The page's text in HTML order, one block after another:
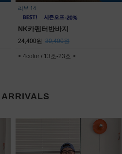
리뷰 14
NK카펜터반바지
24,400원 30,400원
< 4color / 13호-23호 >
ARRIVALS